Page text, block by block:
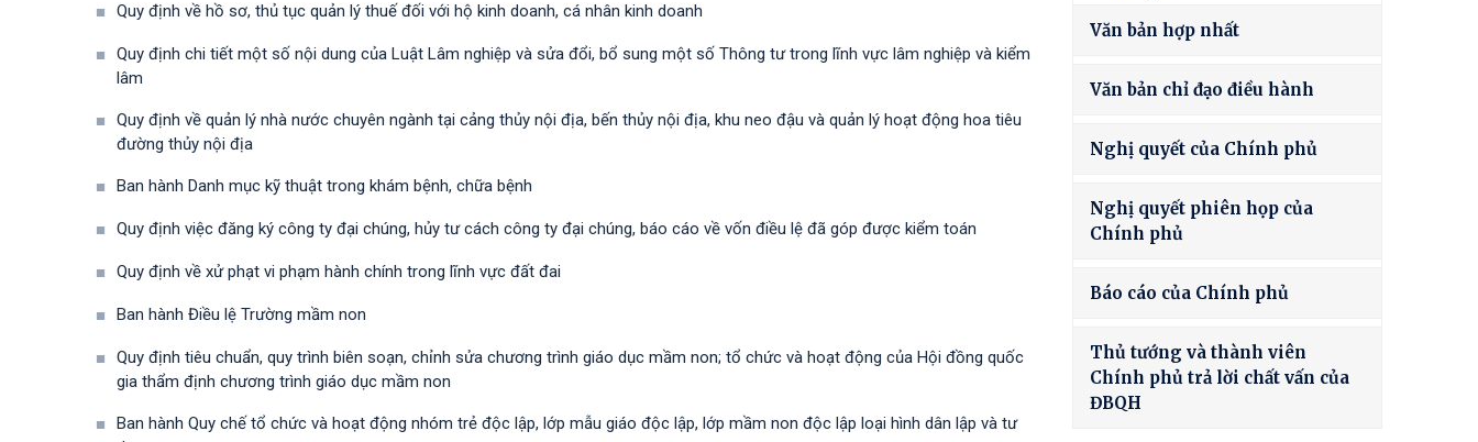
Quy định về hồ sơ, thủ tục quản lý thuế đối với hộ kinh doanh, cá nhân kinh doanh
Quy định chi tiết một số nội dung của Luật Lâm nghiệp và sửa đổi, bổ sung một số Thông tư trong lĩnh vực lâm nghiệp và kiểm
lâm
Quy định về quản lý nhà nước chuyên ngành tại cảng thủy nội địa, bến thủy nội địa, khu neo đậu và quản lý hoạt động hoa tiêu
đường thủy nội địa
Ban hành Danh mục kỹ thuật trong khám bệnh, chữa bệnh
Quy định việc đăng ký công ty đại chúng, hủy tư cách công ty đại chúng, báo cáo về vốn điều lệ đã góp được kiểm toán
Quy định về xử phạt vi phạm hành chính trong lĩnh vực đất đai
Ban hành Điều lệ Trường mầm non
Quy định tiêu chuẩn, quy trình biên soạn, chỉnh sửa chương trình giáo dục mầm non; tổ chức và hoạt động của Hội đồng quốc
gia thẩm định chương trình giáo dục mầm non
Ban hành Quy chế tổ chức và hoạt động nhóm trẻ độc lập, lớp mẫu giáo độc lập, lớp mầm non độc lập loại hình dân lập và tư
Văn bản hợp nhất
Văn bản chỉ đạo điều hành
Nghị quyết của Chính phủ
Nghị quyết phiên họp của
Chính phủ
Báo cáo của Chính phủ
Thủ tướng và thành viên
Chính phủ trả lời chất vấn của
ĐBQH